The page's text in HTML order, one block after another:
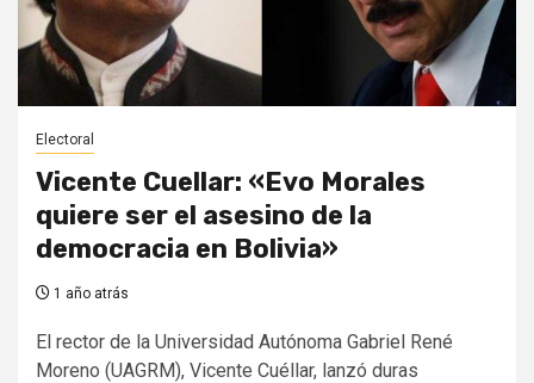
Electoral
Vicente Cuellar: «Evo Morales
quiere ser el asesino de la
democracia en Bolivia»
1 año atrás
El rector de la Universidad Autónoma Gabriel René
Moreno (UAGRM), Vicente Cuéllar, lanzó duras